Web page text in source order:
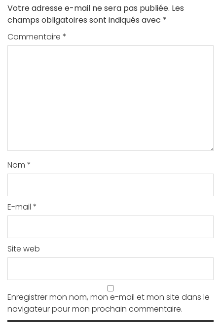
Votre adresse e-mail ne sera pas publiée. Les
champs obligatoires sont indiqués avec *
Commentaire *
Nom *
E-mail *
Site web
Enregistrer mon nom, mon e-mail et mon site dans le
navigateur pour mon prochain commentaire.